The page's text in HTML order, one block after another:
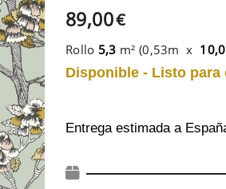
89,00€
Rollo 5,3 m² (0,53m x
Disponible - Listo
Entrega estimada a